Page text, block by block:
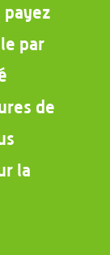
payez
par
de
la